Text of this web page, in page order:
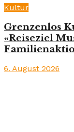
Kultur
Grenzenlos
«Reiseziel
6. August 2026